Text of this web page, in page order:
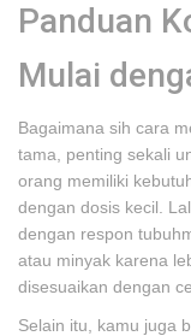
Panduan
Mulai
Bagaimana sih cara
tama, penting sekali
orang memiliki
dengan dosis kecil.
dengan respon
atau minyak karena
disesuaikan dengan
Selain itu, kamu juga